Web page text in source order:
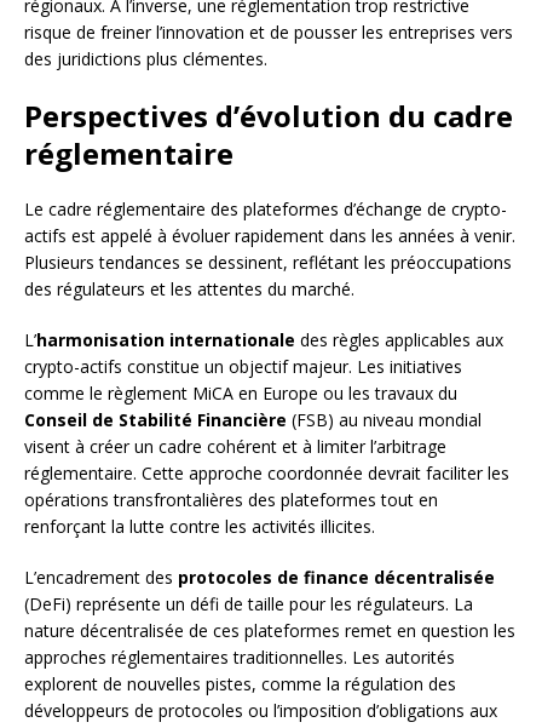
régionaux. À l’inverse, une réglementation trop restrictive
risque de freiner l’innovation et de pousser les entreprises vers
des juridictions plus clémentes.
Perspectives d’évolution du cadre
réglementaire
Le cadre réglementaire des plateformes d’échange de crypto-
actifs est appelé à évoluer rapidement dans les années à venir.
Plusieurs tendances se dessinent, reflétant les préoccupations
des régulateurs et les attentes du marché.
L’harmonisation internationale des règles applicables aux
crypto-actifs constitue un objectif majeur. Les initiatives
comme le règlement MiCA en Europe ou les travaux du
Conseil de Stabilité Financière (FSB) au niveau mondial
visent à créer un cadre cohérent et à limiter l’arbitrage
réglementaire. Cette approche coordonnée devrait faciliter les
opérations transfrontalières des plateformes tout en
renforçant la lutte contre les activités illicites.
L’encadrement des protocoles de finance décentralisée
(DeFi) représente un défi de taille pour les régulateurs. La
nature décentralisée de ces plateformes remet en question les
approches réglementaires traditionnelles. Les autorités
explorent de nouvelles pistes, comme la régulation des
développeurs de protocoles ou l’imposition d’obligations aux